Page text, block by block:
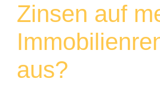
Zinsen auf
aus?